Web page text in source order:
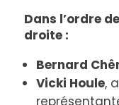
Dans l’ordre
droite :
Bernard
Vicki Houle,